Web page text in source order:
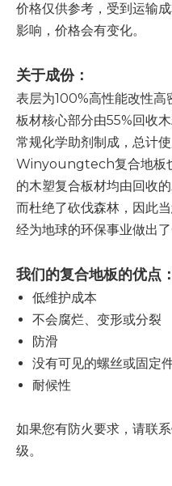
价格仅供参考，受到运输
影响，价格会有变化。
关于成份：
表层为100%高性能改性高
板材核心部分由55%回收
常规化学助剂制成，总计
Winyoungtech复合地板
的木塑复合板材均由回收
而杜绝了砍伐森林，因此
经为地球的环保事业做出了
我们的复合地板的优点：
低维护成本
不会腐烂、变形或分裂
防滑
没有可见的螺丝或固定
耐候性
如果您有防火要求，请联
级。